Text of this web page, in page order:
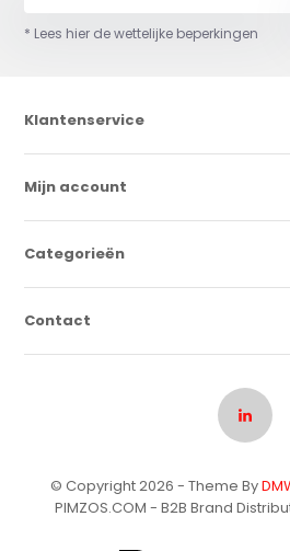
* Lees hier de wettelijke beperkingen
Klantenservice
Mijn account
Categorieën
Contact
© Copyright 2026 - Theme By
PIMZOS.COM - B2B Brand